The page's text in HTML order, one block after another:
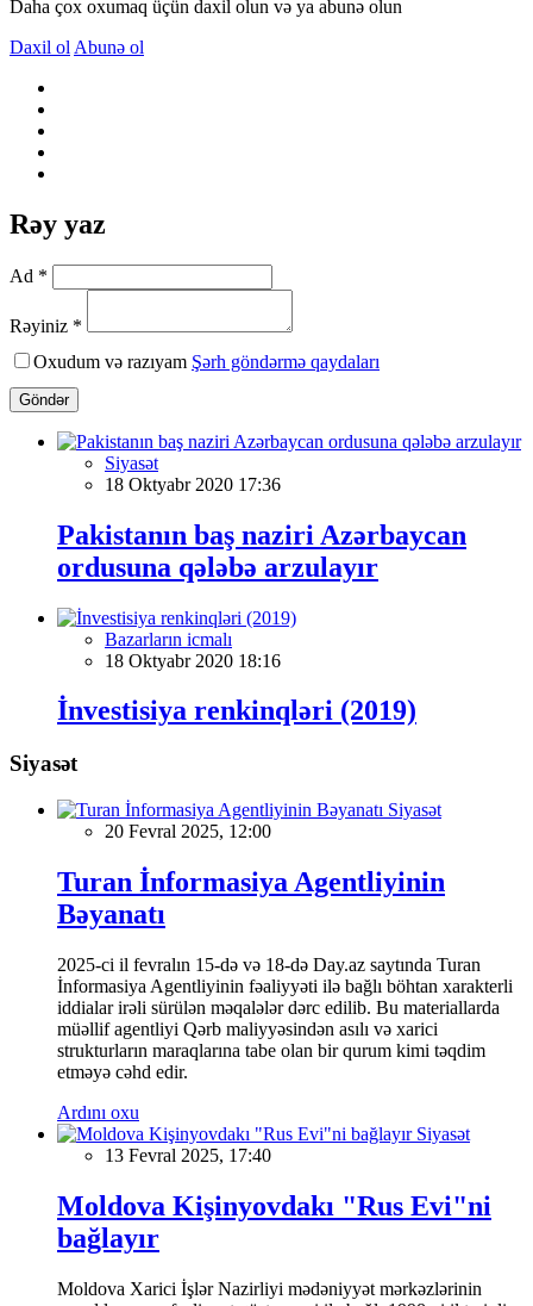
Daha çox oxumaq üçün daxil olun və ya abunə olun
Daxil ol Abunə ol
Rəy yaz
Ad *
Rəyiniz *
Oxudum və razıyam Şərh göndərmə qaydaları
Göndər
Siyasət
18 Oktyabr 2020 17:36
Pakistanın baş naziri Azərbaycan
ordusuna qələbə arzulayır
Bazarların icmalı
18 Oktyabr 2020 18:16
İnvestisiya renkinqləri (2019)
Siyasət
Siyasət
20 Fevral 2025, 12:00
Turan İnformasiya Agentliyinin
Bəyanatı
2025-ci il fevralın 15-də və 18-də Day.az saytında Turan
İnformasiya Agentliyinin fəaliyyəti ilə bağlı böhtan xarakterli
iddialar irəli sürülən məqalələr dərc edilib. Bu materiallarda
müəllif agentliyi Qərb maliyyəsindən asılı və xarici
strukturların maraqlarına tabe olan bir qurum kimi təqdim
etməyə cəhd edir.
Ardını oxu
Siyasət
13 Fevral 2025, 17:40
Moldova Kişinyovdakı "Rus Evi"ni
bağlayır
Moldova Xarici İşlər Nazirliyi mədəniyyət mərkəzlərinin